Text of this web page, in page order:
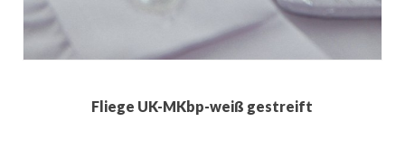
Fliege UK-MKbp-weiß gestreift